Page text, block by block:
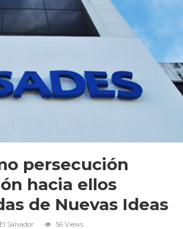
persecución
hacia ellos
de Nuevas Ideas
El Salvador 56 Views